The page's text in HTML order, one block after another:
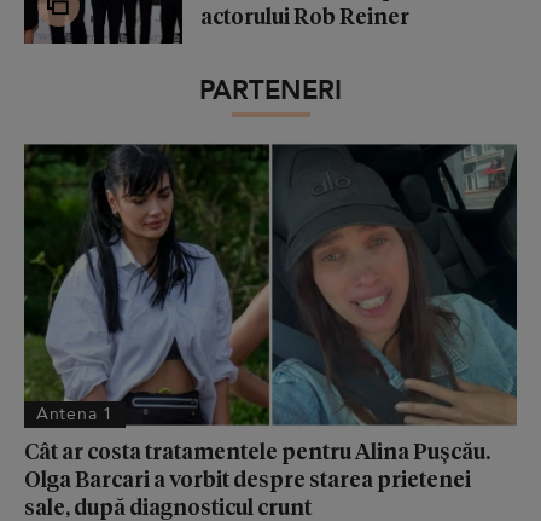
actorului Rob Reiner
PARTENERI
Antena 1
Cât ar costa tratamentele pentru Alina Pușcău.
Olga Barcari a vorbit despre starea prietenei
sale, după diagnosticul crunt